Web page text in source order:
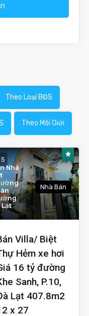
Theo Loại BĐS
Theo Môi Giới
5
Nhà
Lạt
Nhà Bán
Villa/ Biệt
Hẻm xe hơi
16 tỷ đường
Sanh, P.10,
Lạt 407.8m2
x 27